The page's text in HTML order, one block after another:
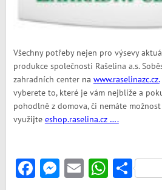
Všechny potřeby nejen pro výsevy
produkce společnosti Rašelina a.s.
zahradních center na www.raselinazc.cz.
vyberete to, které je vám nejblíže a
pohodlně z domova, či nemáte
využijte eshop.raselina.cz ….
Facebook
Messenger
Email